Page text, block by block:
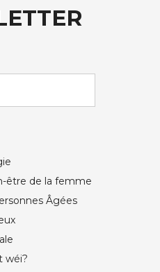
être de la femme
Âgées
wéi?